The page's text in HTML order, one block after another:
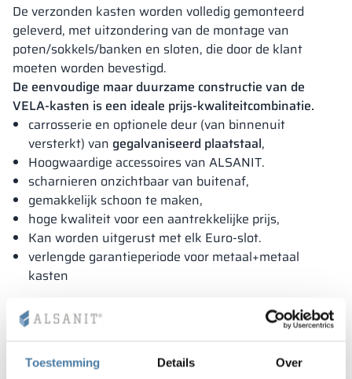
Toestemming Details Over
De verzonden kasten worden volledig gemonteerd
geleverd, met uitzondering van de montage van
poten/sokkels/banken en sloten, die door de klant
moeten worden bevestigd.
De eenvoudige maar duurzame constructie van de
VELA-kasten is een ideale prijs-kwaliteitcombinatie.
carrosserie en optionele deur (van binnenuit
versterkt) van gegalvaniseerd plaatstaal,
Hoogwaardige accessoires van ALSANIT.
scharnieren onzichtbaar van buitenaf,
gemakkelijk schoon te maken,
hoge kwaliteit voor een aantrekkelijke prijs,
Kan worden uitgerust met elk Euro-slot.
verlengde garantieperiode voor metaal+metaal
kasten